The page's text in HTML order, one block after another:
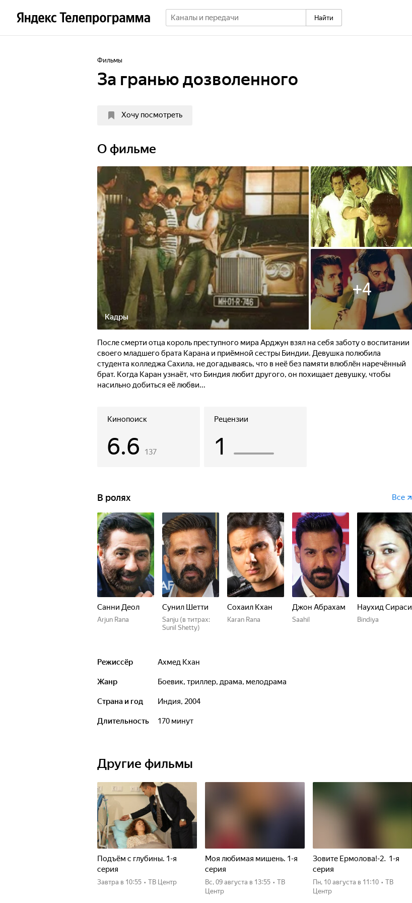
Найти
Фильмы
За гранью дозволенного
Хочу посмотреть
О фильме
Кадры
+4
После смерти отца король преступного мира Арджун взял на себя заботу о воспитании
своего младшего брата Карана и приёмной сестры Биндии. Девушка полюбила
студента колледжа Сахила, не догадываясь, что в неё без памяти влюблён наречённый
брат. Когда Каран узнаёт, что Биндия любит другого, он похищает девушку, чтобы
насильно добиться её любви...
Кинопоиск
6.6 137
Рецензии
1
В ролях Все
Санни Деол
Arjun Rana
Сунил Шетти
Sanju (в титрах:
Sunil Shetty)
Сохаил Кхан
Karan Rana
Джон Абрахам
Saahil
Наухид Сираси
Bindiya
Режиссёр Ахмед Кхан
Жанр боевик, триллер, драма, мелодрама
Страна и год Индия, 2004
Длительность 170 минут
Другие фильмы
Подъём с глубины. 1-я
серия
Завтра в 10:55 • ТВ Центр
Моя любимая мишень. 1-я
серия
вс, 09 августа в 13:55 • ТВ
Центр
Зовите Ермолова!-2. 1-я
серия
пн, 10 августа в 11:10 • ТВ
Центр